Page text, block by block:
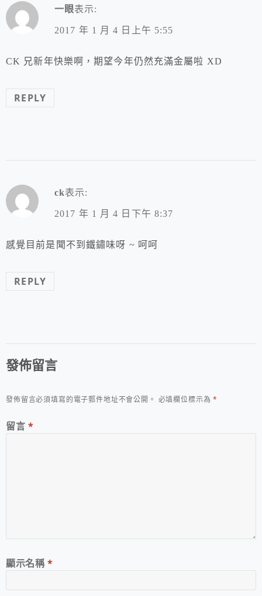
一眼表示:
2017 年 1 月 4 日上午 5:55
CK 兄新年快樂啊，期望今年仍然充滿金屬啦 XD
REPLY
ck表示:
2017 年 1 月 4 日下午 8:37
感覺目前是聞不到鐵鏽味呀 ~ 呵呵
REPLY
發佈留言
發佈留言必須填寫的電子郵件地址不會公開。 必填欄位標示為*
留言 *
顯示名稱*